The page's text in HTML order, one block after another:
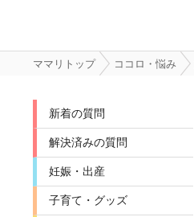
ママリトップ ココロ・悩み
新着の質問
解決済みの質問
妊娠・出産
子育て・グッズ